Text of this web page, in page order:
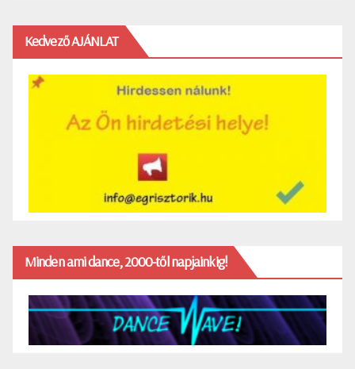
Kedvező AJÁNLAT
Minden ami dance, 2000-től napjainkig!